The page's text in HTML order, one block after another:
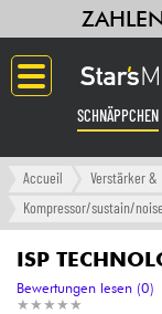
SCHNÄPPCHEN
Langue
Verstärker
Accueil Verstärker &
Kompressor/sustain/
ISP
★ ★ ★ ★ ★
★ ★ ★ ★ ★
Bewertungen lesen (0)